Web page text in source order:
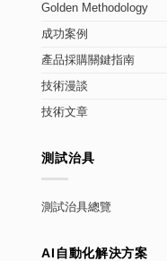
Golden Methodology
成功案例
產品採購關鍵指南
技術漫談
技術文章
測試治具
測試治具總覽
AI自動化解決方案